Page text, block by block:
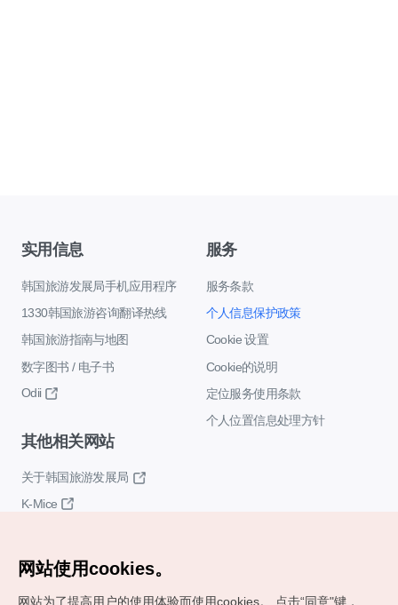
实用信息
韩国旅游发展局手机应用程序
1330韩国旅游咨询翻译热线
韩国旅游指南与地图
数字图书 / 电子书
Odii
服务
服务条款
个人信息保护政策
Cookie 设置
Cookie的说明
定位服务使用条款
个人位置信息处理方针
其他相关网站
关于韩国旅游发展局
K-Mice
网站使用cookies。
网站为了提高用户的使用体验而使用cookies。 点击“同意"键，